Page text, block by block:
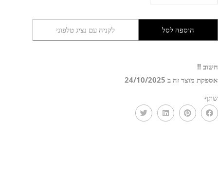
RIZ
הוספה לסל לקניה עם נציג טלפוני
חשוב !!
אספקת מוצר זה ב 24/10/2025
שתף